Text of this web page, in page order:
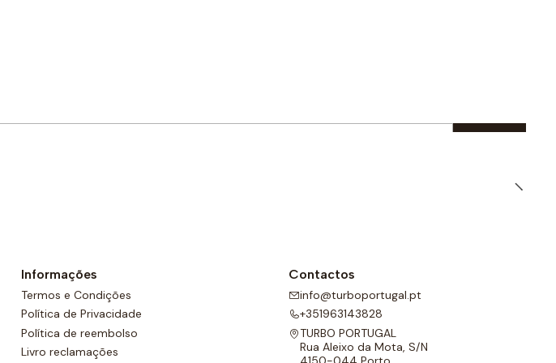
Informações
Termos e Condições
Política de Privacidade
Política de reembolso
Livro reclamações
Contactos
info@turboportugal.pt
+351963143828
TURBO PORTUGAL
Rua Aleixo da Mota, S/N